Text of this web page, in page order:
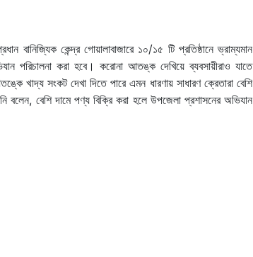
বানিজ্যিক কেন্দ্র গোয়ালাবাজারে ১০/১৫ টি প্রতিষ্ঠানে ভ্রাম্যমান
পরিচালনা করা হবে। করোনা আতঙ্ক দেখিয়ে ব্যবসায়ীরাও যাতে
খাদ্য সংকট দেখা দিতে পারে এমন ধারণায় সাধারণ ক্রেতারা বেশি
বলেন, বেশি দামে পণ্য বিক্রি করা হলে উপজেলা প্রশাসনের অভিযান